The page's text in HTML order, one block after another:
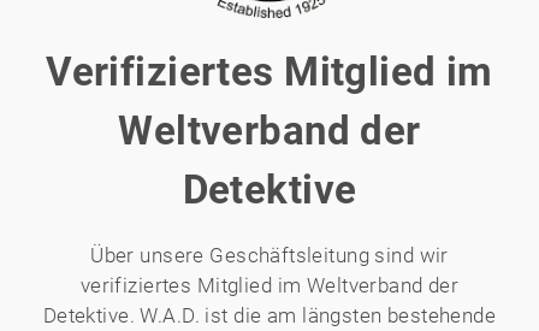
Verifiziertes Mitglied im
Weltverband der
Detektive
Über unsere Geschäftsleitung sind wir
verifiziertes Mitglied im Weltverband der
Detektive. W.A.D. ist die am längsten bestehende